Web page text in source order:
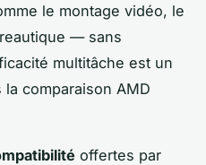
le montage vidéo, le
— sans
multitâche est un
comparaison AMD
offertes par